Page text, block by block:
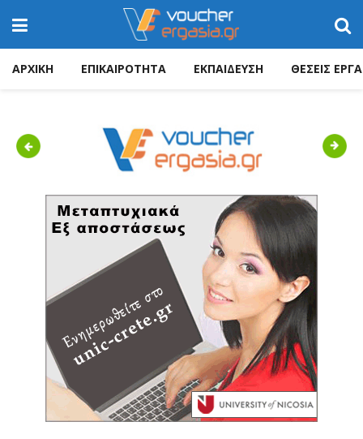
ΑΡΧΙΚΗ ΕΠΙΚΑΙΡΟΤΗΤΑ ΕΚΠΑΙΔΕΥΣΗ ΘΕΣΕΙΣ
Previous Next